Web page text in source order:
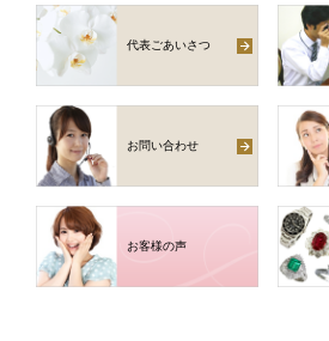
代表ごあいさつ
お問い合わせ
お客様の声